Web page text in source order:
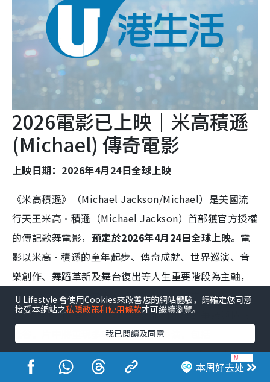
2026電影已上映｜米高積遜
(Michael) 傳奇電影
上映日期：2026年4月24日全球上映
《米高積遜》（Michael Jackson/Michael）是美國流
行天王米高·積遜（Michael Jackson）首部獲官方授權
的傳記歌舞電影， 預定於2026年4月24日全球上映。 電
影以米高·積遜的童年起步、傳奇成就、世界巡演、音
樂創作、舞蹈革新及舞台復出等人生重要階段為主軸，
細緻勾勒「流行樂之王」登上高峰的爆發力、創作背後
的壓力與人性掙扎，並真實呈現他所經歷的爭議與情感
低谷。片中將重現多場高水準舞台表演，包括
〈Thriller〉、〈Smooth Criminal〉、〈Beat It〉、
〈Billie Jean〉等原版神曲，帶領觀眾見證米高積遜音
本周好去处
U Lifestyle 會使用Cookies來改善您的網站體驗，請確定您同意
接受本網站之私隱政策和使用條款才可繼續瀏覽。
我已閱讀及同意